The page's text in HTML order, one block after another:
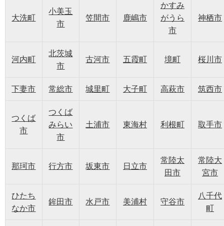
大洗町
小美玉
市
笠間市 鹿嶋市
かすみ
がうら
市
神栖市
河内町
北茨城
市
古河市 五霞町 境町 桜川市
下妻市 常総市 城里町 大子町 高萩市 筑西市
つくば
市
つくば
みらい
市
土浦市 東海村 利根町 取手市
那珂市 行方市 坂東市 日立市
常陸太
田市
常陸大
宮市
ひたち
なか市
鉾田市 水戸市 美浦村 守谷市
八千代
町